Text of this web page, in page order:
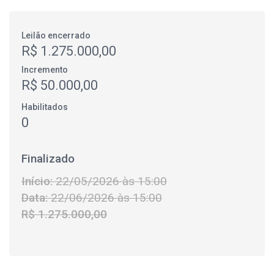
Leilão encerrado
R$ 1.275.000,00
Incremento
R$ 50.000,00
Habilitados
0
Finalizado
Início:22/05/2026 às 15:00
Data:22/06/2026 às 15:00
R$ 1.275.000,00